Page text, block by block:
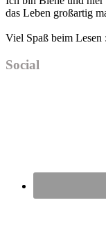
das Leben großartig
Viel Spaß beim Lesen
Social